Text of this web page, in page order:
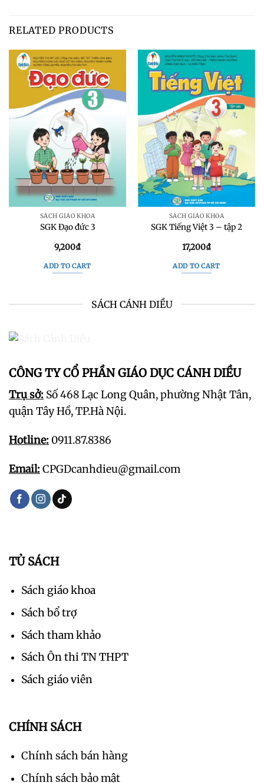
RELATED PRODUCTS
SÁCH GIÁO KHOA
SGK Đạo đức 3
9,200₫
ADD TO CART
SÁCH GIÁO KHOA
SGK Tiếng Việt 3 – tập 2
17,200₫
ADD TO CART
SÁCH CÁNH DIỀU
CÔNG TY CỔ PHẦN GIÁO DỤC CÁNH DIỀU
Trụ sở: Số 468 Lạc Long Quân, phường Nhật Tân,
quận Tây Hồ, TP.Hà Nội.
Hotline: 0911.87.8386
Email:CPGDcanhdieu@gmail.com
TỦ SÁCH
Sách giáo khoa
Sách bổ trợ
Sách tham khảo
Sách Ôn thi TN THPT
Sách giáo viên
CHÍNH SÁCH
Chính sách bán hàng
Chính sách bảo mật